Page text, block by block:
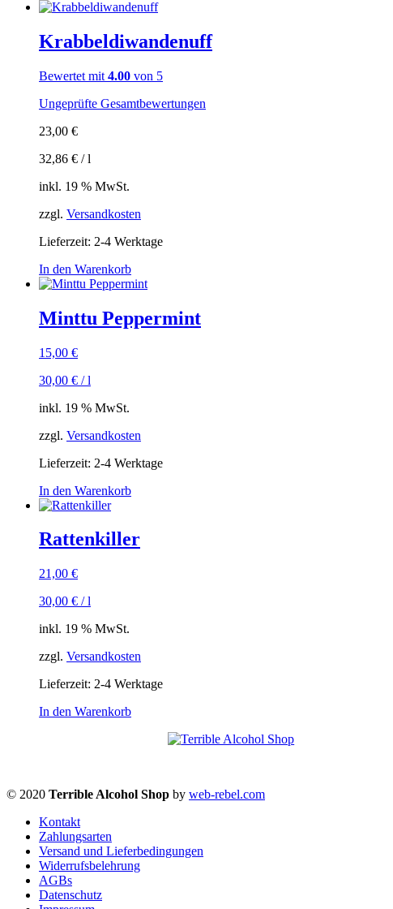
Krabbeldiwandenuff
Bewertet mit 4.00 von 5
Ungeprüfte Gesamtbewertungen
23,00 €
32,86 € /l
inkl. 19 % MwSt.
zzgl. Versandkosten
Lieferzeit: 2-4 Werktage
In den Warenkorb
Minttu Peppermint
15,00 €
30,00 € /l
inkl. 19 % MwSt.
zzgl. Versandkosten
Lieferzeit: 2-4 Werktage
In den Warenkorb
Rattenkiller
21,00 €
30,00 € /l
inkl. 19 % MwSt.
zzgl. Versandkosten
Lieferzeit: 2-4 Werktage
In den Warenkorb
© 2020 Terrible Alcohol Shop by web-rebel.com
Kontakt
Zahlungsarten
Versand und Lieferbedingungen
Widerrufsbelehrung
AGBs
Datenschutz